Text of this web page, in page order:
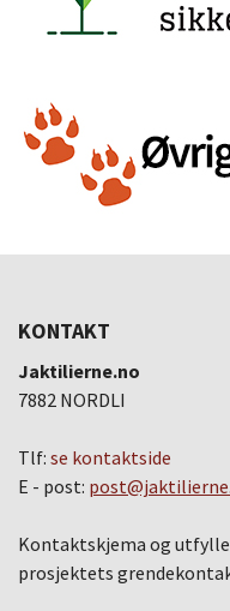
KONTAKT
Jaktilierne.no
7882 NORDLI
Tlf: se kontaktside
E - post:
Kontaktskjema og
prosjektets